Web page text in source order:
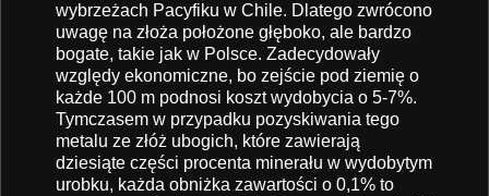
wybrzeżach Pacyfiku w Chile. Dlatego zwrócono
uwagę na złoża położone głęboko, ale bardzo
bogate, takie jak w Polsce. Zadecydowały
względy ekonomiczne, bo zejście pod ziemię o
każde 100 m podnosi koszt wydobycia o 5-7%.
Tymczasem w przypadku pozyskiwania tego
metalu ze złóż ubogich, które zawierają
dziesiąte części procenta minerału w wydobytym
urobku, każda obniżka zawartości o 0,1% to